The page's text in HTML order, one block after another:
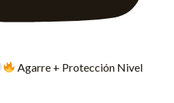
Agarre + Protección Nivel